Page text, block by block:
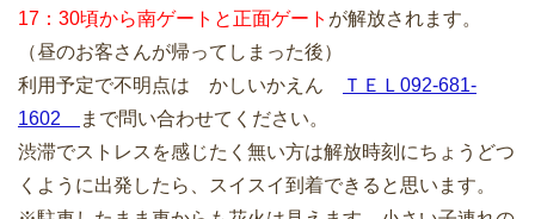
17：30頃から南ゲートと正面ゲート が解放されます。
（昼のお客さんが帰ってしまった後）
利用予定で不明点は かしいかえん
ＴＥＬ092-681-
1602
まで問い合わせてください。
渋滞でストレスを感じたく無い方は解放時刻にちょうどつ
くように出発したら、スイスイ到着できると思います。